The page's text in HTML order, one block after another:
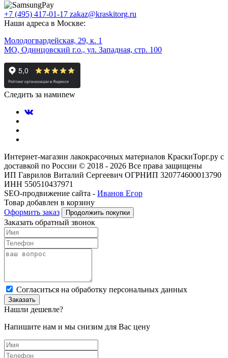
+7 (495) 417-01-17 zakaz@kraskitorg.ru
Наши адреса в Москве:
Молодогвардейская, 29, к. 1
МО, Одинцовский г.о., ул. Западная, стр. 100
Следить за намиnew
Интернет-магазин лакокрасочных материалов КраскиТорг.ру с
доставкой по России © 2018 - 2026 Все права защищены
ИП Гаврилов Виталий Сергеевич ОГРНИП 320774600013790
ИНН 550510437971
SEO-продвижение сайта - Иванов Егор
Товар добавлен в корзину
Оформить заказ
Продолжить покупки
Заказать обратный звонок
Cогласиться на обработку персональных данных
Заказать
Нашли дешевле?
Напишите нам и мы снизим для Вас цену